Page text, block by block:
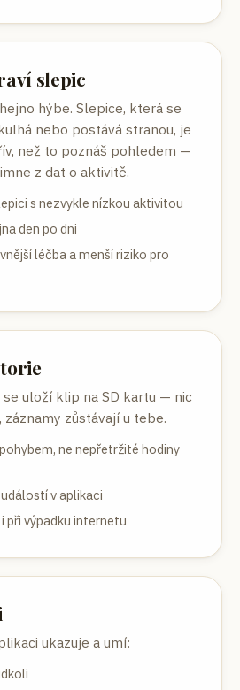
slepic
hýbe. Slepice, která se
nebo postává stranou, je
než to poznáš pohledem —
z dat o aktivitě.
s nezvykle nízkou aktivitou
den po dni
léčba a menší riziko pro
uloží klip na SD kartu — nic
záznamy zůstávají u tebe.
ne nepřetržité hodiny
v aplikaci
při výpadku internetu
ukazuje a umí: